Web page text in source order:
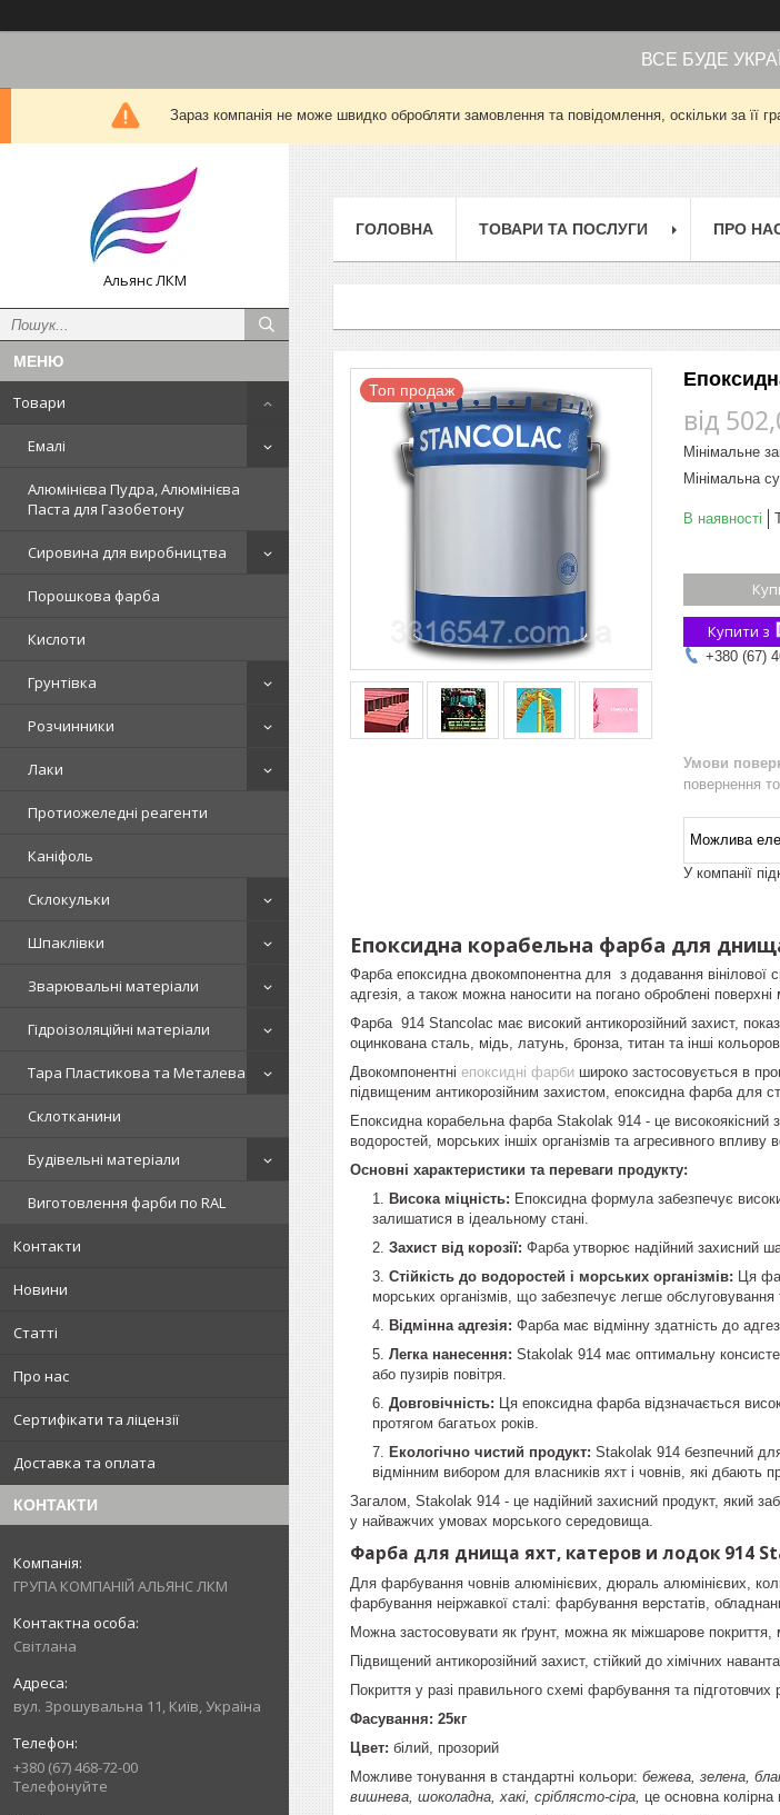
ВСЕ БУДЕ
Зараз компанія не може швидко обробляти замовлення та повідомлення, оскільки за
Альянс ЛКМ
Товари
Емалі
Алюмінієва Пудра, Алюмінієва
Паста для Газобетону
Сировина для виробництва
Порошкова фарба
Кислоти
Грунтівка
Розчинники
Лаки
Протиожеледні реагенти
Каніфоль
Склокульки
Шпаклівки
Зварювальні матеріали
Гідроізоляційні матеріали
Тара Пластикова та Металева
Склотканини
Будівельні матеріали
Виготовлення фарби по RAL
Контакти
Новини
Статті
Про нас
Сертифікати та ліцензії
Доставка та оплата
КОНТАКТИ
ГРУПА КОМПАНІЙ АЛЬЯНС ЛКМ
Світлана
вул. Зрошувальна 11, Київ, Україна
+380 (67) 468-72-00
Телефонуйте
ГОЛОВНА ТОВАРИ ТА ПОСЛУГИ ПРО
Топ продаж
від
Мінімальне
Мінімальна
В наявності
Купити з
+380 (67)
повернення
У компанії
Епоксидна корабельна фарба для
Фарба епоксидна двокомпонентна для з додавання вінілової
адгезія, а також можна наносити на погано оброблені
Фарба 914 Stancolac має високий антикорозійний захист,
оцинкована сталь, мідь, латунь, бронза, титан та інші
Двокомпонентні епоксидні фарби широко застосовується в
підвищеним антикорозійним захистом, епоксидна фарба для
Епоксидна корабельна фарба Stakolak 914 - це високоякісний
водоростей, морських іншіх організмів та агресивного впливу
Основні характеристики та переваги продукту:
Висока міцність: Епоксидна формула забезпечує
залишатися в ідеальному стані.
Захист від корозії: Фарба утворює надійний захисний
Стійкість до водоростей і морських організмів: Ця
морських організмів, що забезпечує легше
Відмінна адгезія: Фарба має відмінну здатність до
Легка нанесення: Stakolak 914 має оптимальну
або пузирів повітря.
Довговічність: Ця епоксидна фарба відзначається
протягом багатьох років.
Екологічно чистий продукт: Stakolak 914 безпечний
відмінним вибором для власників яхт і човнів, які дбають
Загалом, Stakolak 914 - це надійний захисний продукт, який
у найважчих умовах морського середовища.
Фарба для днища яхт, катеров и лодок 914
Для фарбування човнів алюмінієвих, дюраль алюмінієвих,
фарбування неіржавкої сталі: фарбування верстатів,
Можна застосовувати як ґрунт, можна як міжшарове
Підвищений антикорозійний захист, стійкий до хімічних
Покриття у разі правильного схемі фарбування та
Фасування: 25кг
Цвет: білий, прозорий
Можливе тонування в стандартні кольори: бежева, зелена,
вишнева, шоколадна, хакі, сріблясто-сіра, це основна